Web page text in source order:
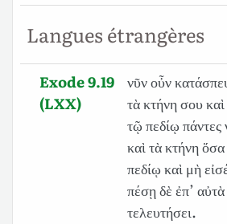
Langues étrangères
Exode 9.19
(LXX)
νῦν οὖν
τὰ κτήνη σου
τῷ πεδίῳ
καὶ τὰ κτήνη
πεδίῳ καὶ μὴ
πέσῃ δὲ ἐπ’
τελευτήσει.